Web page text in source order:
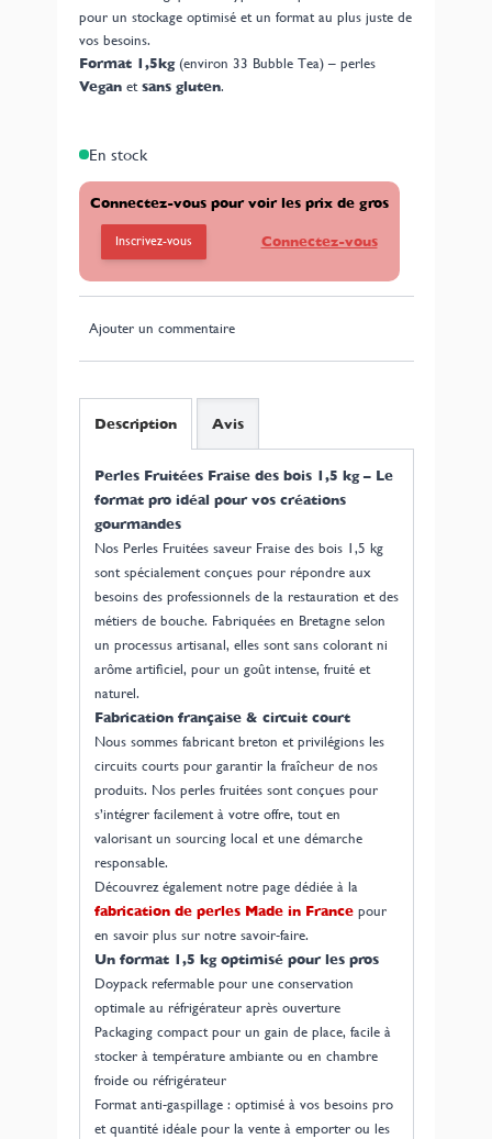
pour un stockage optimisé et un format au plus juste de
vos besoins.
Format 1,5kg(environ 33 Bubble Tea) – perles
Veganet sans gluten.
En stock
Connectez-vous pour voir les prix de gros
Inscrivez-vous Connectez-vous
Ajouter un commentaire
Description Avis
Perles Fruitées Fraise des bois 1,5 kg – Le
format pro idéal pour vos créations
gourmandes
Nos Perles Fruitées saveur Fraise des bois 1,5 kg
sont spécialement conçues pour répondre aux
besoins des professionnels de la restauration et des
métiers de bouche. Fabriquées en Bretagne selon
un processus artisanal, elles sont sans colorant ni
arôme artificiel, pour un goût intense, fruité et
naturel.
Fabrication française & circuit court
Nous sommes fabricant breton et privilégions les
circuits courts pour garantir la fraîcheur de nos
produits. Nos perles fruitées sont conçues pour
s’intégrer facilement à votre offre, tout en
valorisant un sourcing local et une démarche
responsable.
Découvrez également notre page dédiée à la
fabrication de perles Made in Francepour
en savoir plus sur notre savoir-faire.
Un format 1,5 kg optimisé pour les pros
Doypack refermable pour une conservation
optimale au réfrigérateur après ouverture
Packaging compact pour un gain de place, facile à
stocker à température ambiante ou en chambre
froide ou réfrigérateur
Format anti-gaspillage : optimisé à vos besoins pro
et quantité idéale pour la vente à emporter ou les